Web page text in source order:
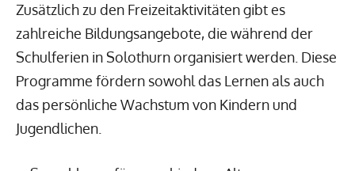
Zusätzlich zu den Freizeitaktivitäten gibt es
zahlreiche Bildungsangebote, die während der
Schulferien in Solothurn organisiert werden. Diese
Programme fördern sowohl das Lernen als auch
das persönliche Wachstum von Kindern und
Jugendlichen.